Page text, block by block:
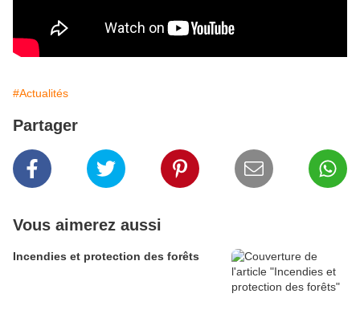
#Actualités
Partager
Vous aimerez aussi
Incendies et protection des forêts